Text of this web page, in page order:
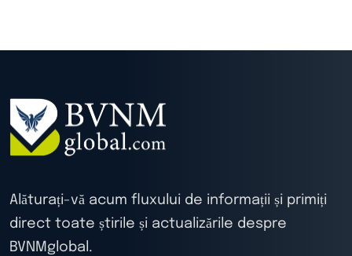
Alăturați-vă acum fluxului de informații și primiți
direct toate știrile și actualizările despre
BVNMglobal.